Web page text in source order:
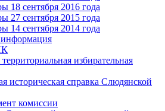
18 сентября 2016 года
27 сентября 2015 года
14 сентября 2014 года
информация
избирательная
историческая справка Слюдянской
комиссии